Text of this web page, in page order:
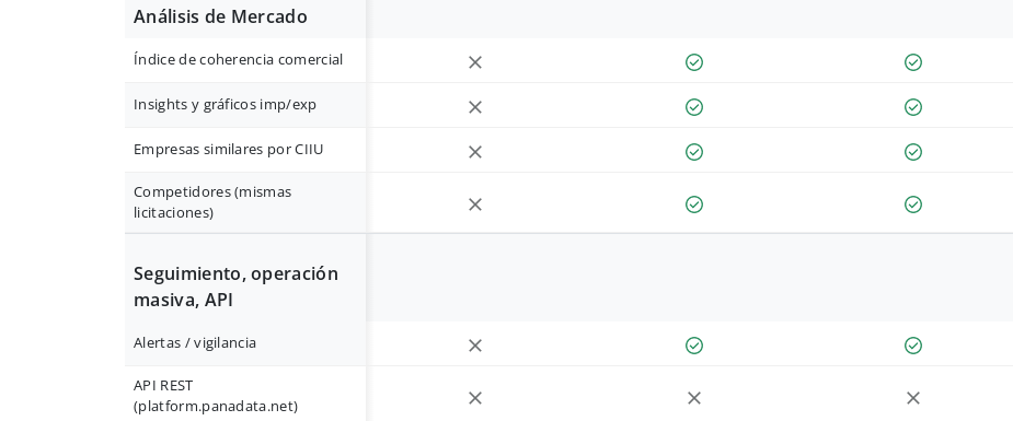
Análisis de Mercado
Índice de coherencia comercial
Insights y gráficos imp/exp
Empresas similares por CIIU
Competidores (mismas
licitaciones)
Seguimiento, operación
masiva, API
Alertas / vigilancia
API REST
(platform.panadata.net)